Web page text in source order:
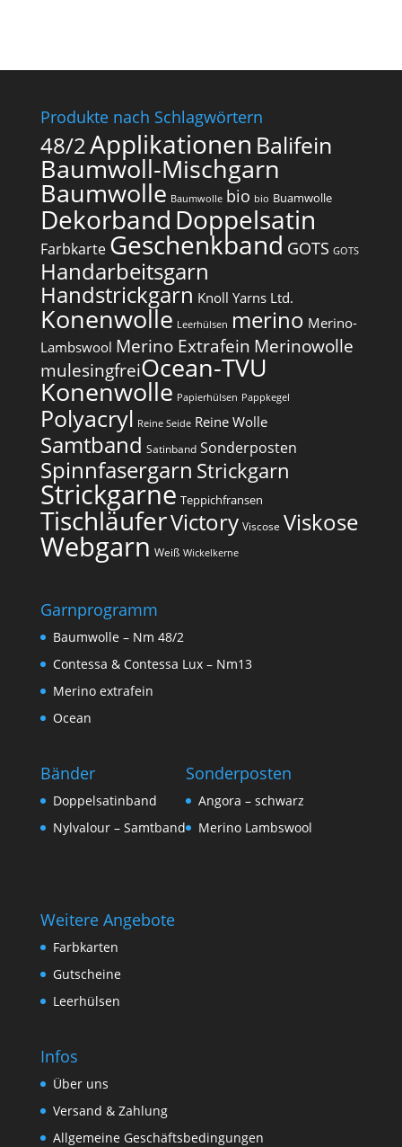
Produkte nach Schlagwörtern
48/2Applikationen Balifein
Baumwoll-Mischgarn
Baumwolle Baumwolle bio bio Buamwolle
Dekorband Doppelsatin
Farbkarte Geschenkband GOTS GOTS
Handarbeitsgarn
Handstrickgarn Knoll Yarns Ltd.
Konenwolle Leerhülsen merino Merino-
Lambswool Merino Extrafein Merinowolle
mulesingfrei​Ocean-TVU
Konenwolle Papierhülsen Pappkegel
Polyacryl Reine Seide Reine Wolle
Samtband Satinband Sonderposten
Spinnfasergarn Strickgarn
Strickgarne Teppichfransen
TischläuferVictory Viscose Viskose
Webgarn Weiß Wickelkerne
Garnprogramm
Baumwolle – Nm 48/2
Contessa & Contessa Lux – Nm13
Merino extrafein
Ocean
Bänder
Doppelsatinband
Nylvalour – Samtband
Sonderposten
Angora – schwarz
Merino Lambswool
Weitere Angebote
Farbkarten
Gutscheine
Leerhülsen
Infos
Über uns
Versand & Zahlung
Allgemeine Geschäftsbedingungen